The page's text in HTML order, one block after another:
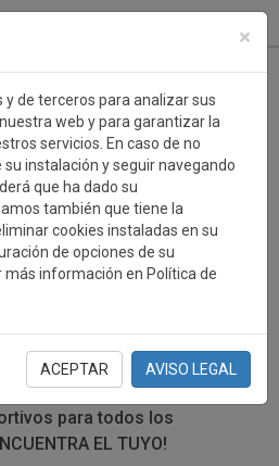
×
de terceros para analizar sus
web y para garantizar la
servicios. En caso de no
instalación y seguir navegando
que ha dado su
también que tiene la
cookies instaladas en su
de opciones de su
información en Política de
ACEPTAR AVISO LEGAL
DEPORTIVOS
una gran variedad de
tu búsqueda mediante los
material y precio del trofeo.
para todos los
EL TUYO!